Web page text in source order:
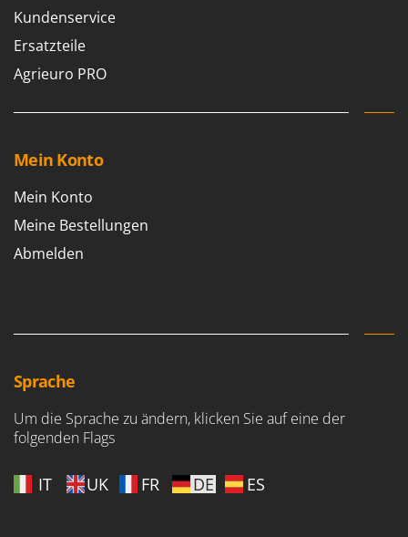
Kundenservice
Ersatzteile
Agrieuro PRO
Mein Konto
Mein Konto
Meine Bestellungen
Abmelden
Sprache
Um die Sprache zu ändern, klicken Sie auf eine der
folgenden Flags
IT UK FR DE ES